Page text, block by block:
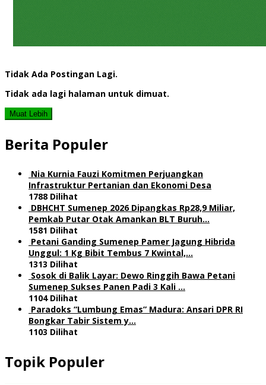
Tidak Ada Postingan Lagi.
Tidak ada lagi halaman untuk dimuat.
Muat Lebih
Berita Populer
Nia Kurnia Fauzi Komitmen Perjuangkan
Infrastruktur Pertanian dan Ekonomi Desa
1788 Dilihat
DBHCHT Sumenep 2026 Dipangkas Rp28,9 Miliar,
Pemkab Putar Otak Amankan BLT Buruh…
1581 Dilihat
Petani Ganding Sumenep Pamer Jagung Hibrida
Unggul: 1 Kg Bibit Tembus 7 Kwintal,…
1313 Dilihat
Sosok di Balik Layar: Dewo Ringgih Bawa Petani
Sumenep Sukses Panen Padi 3 Kali …
1104 Dilihat
Paradoks “Lumbung Emas” Madura: Ansari DPR RI
Bongkar Tabir Sistem y…
1103 Dilihat
Topik Populer